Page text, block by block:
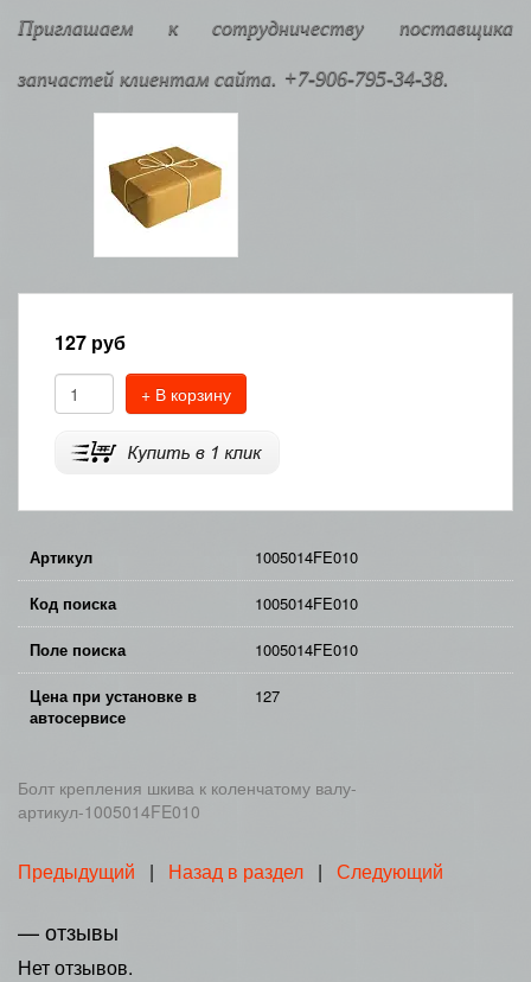
Приглашаем к сотрудничеству поставщика
запчастей клиентам сайта. +7-906-795-34-38.
127 руб
+ В корзину
Артикул 1005014FE010
Код поиска 1005014FE010
Поле поиска 1005014FE010
Цена при установке в
автосервисе
127
Болт крепления шкива к коленчатому валу-
артикул-1005014FE010
Предыдущий | Назад в раздел | Следующий
— отзывы
Нет отзывов.